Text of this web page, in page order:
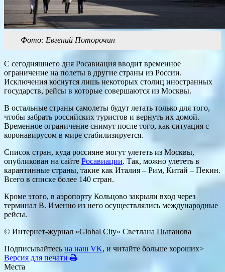
Фото: Евгений Поторочин
С сегодняшнего дня Росавиация вводит временное
ограничение на полеты в другие страны из России.
Исключения коснутся лишь некоторых столиц иностранных
государств, рейсы в которые совершаются из Москвы.
В остальные страны самолеты будут летать только для того,
чтобы забрать российских туристов и вернуть их домой.
Временное ограничение снимут после того, как ситуация с
коронавирусом в мире стабилизируется.
Список стран, куда россияне могут улететь из Москвы,
опубликован на сайте Росавиации. Так, можно улететь в
карантинные страны, такие как Италия – Рим, Китай – Пекин.
Всего в списке более 140 стран.
Кроме этого, в аэропорту Кольцово закрыли вход через
терминал B. Именно из него осуществлялись международные
рейсы.
© Интернет-журнал «Global City» Светлана Цыганова
Подписывайтесь на наш VK, и читайте больше хороших>
Версия для печати
Места